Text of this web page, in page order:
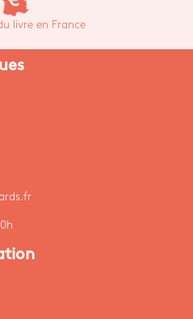
livre en France